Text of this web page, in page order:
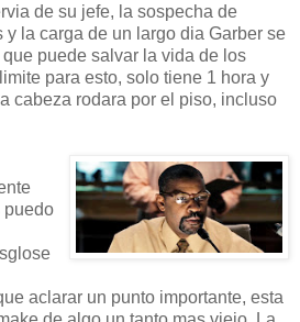
de su jefe, la sospecha de
la carga de un largo dia Garber se
puede salvar la vida de los
para esto, solo tiene 1 hora y
cabeza rodara por el piso, incluso
puedo
aclarar un punto importante, esta